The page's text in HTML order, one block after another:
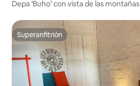
Depa ‘Buho’ con vista de las montañas
Superanfitrión
Superanfitrión